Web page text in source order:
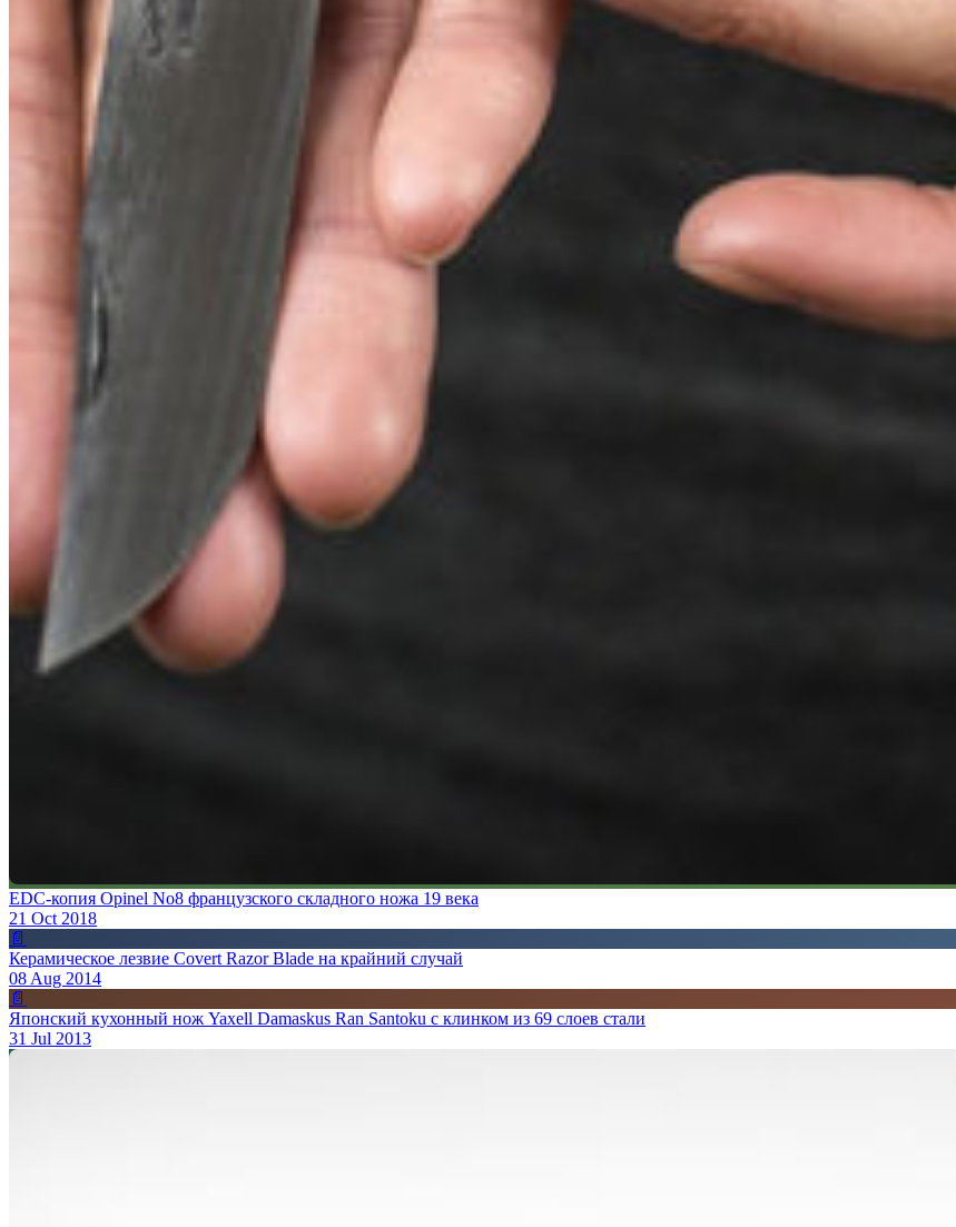
EDC-копия Opinel No8 французского складного ножа 19 века
21 Oct 2018
📄
Керамическое лезвие Covert Razor Blade на крайний случай
08 Aug 2014
📄
Японский кухонный нож Yaxell Damaskus Ran Santoku с клинком из 69 слоев стали
31 Jul 2013